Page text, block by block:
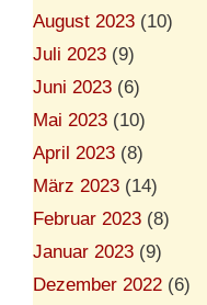
August 2023 (10)
Juli 2023 (9)
Juni 2023 (6)
Mai 2023 (10)
April 2023 (8)
März 2023 (14)
Februar 2023 (8)
Januar 2023 (9)
Dezember 2022 (6)